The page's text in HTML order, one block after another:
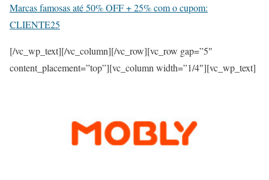
Marcas famosas até 50% OFF + 25% com o cupom:
CLIENTE25
[/vc_wp_text][/vc_column][/vc_row][vc_row gap=”5″
content_placement=”top”][vc_column width=”1/4″][vc_wp_text]